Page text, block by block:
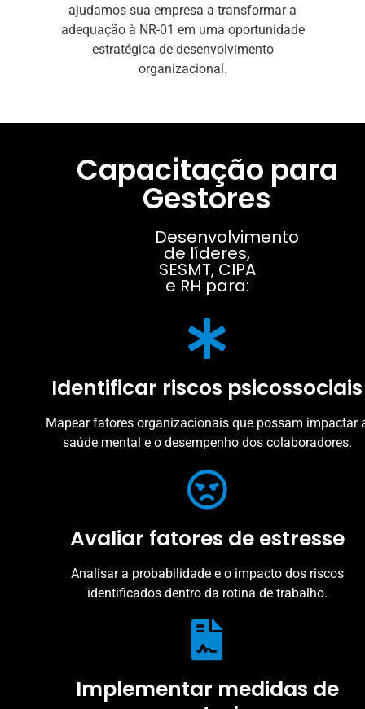
ajudamos sua empresa a transformar a
adequação à NR-01 em uma oportunidade
estratégica de desenvolvimento
organizacional.
Capacitação para
Gestores
Desenvolvimento
de líderes,
SESMT, CIPA
e RH para:
Identificar riscos psicossociais
Mapear fatores organizacionais que possam impactar
saúde mental e o desempenho dos colaboradores.
Avaliar fatores de estresse
Analisar a probabilidade e o impacto dos riscos
identificados dentro da rotina de trabalho.
Implementar medidas de